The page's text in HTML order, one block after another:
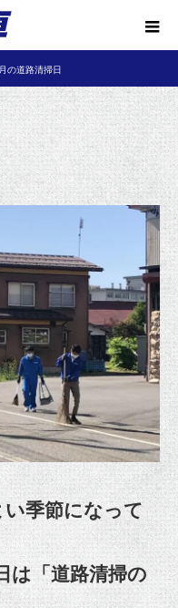
の道路清掃日
季節になって
は「道路清掃の